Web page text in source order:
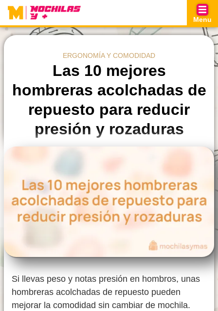
Skip
content
Menu
ERGONOMÍA Y COMODIDAD
Las 10 mejores
hombreras acolchadas de
repuesto para reducir
presión y rozaduras
Si llevas peso y notas presión en hombros, unas
hombreras acolchadas de repuesto pueden
mejorar la comodidad sin cambiar de mochila.